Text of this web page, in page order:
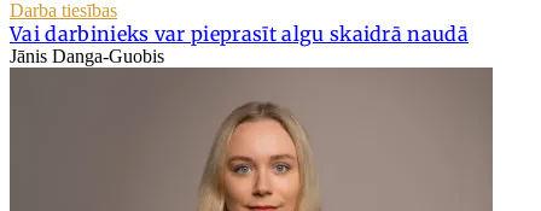
Darba tiesības
Vai darbinieks var pieprasīt algu skaidrā naudā
Jānis Danga-Guobis